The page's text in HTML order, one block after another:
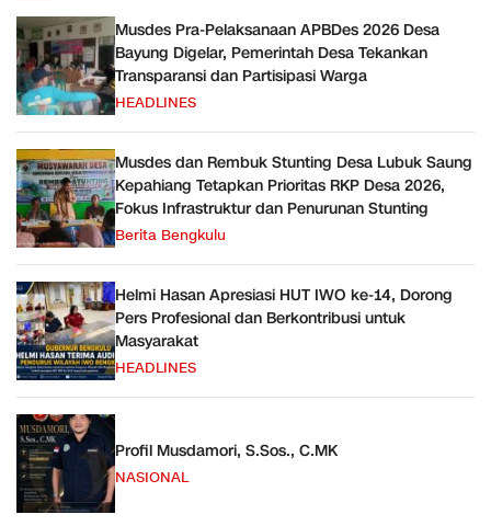
Musdes Pra-Pelaksanaan APBDes 2026 Desa
Bayung Digelar, Pemerintah Desa Tekankan
Transparansi dan Partisipasi Warga
HEADLINES
Musdes dan Rembuk Stunting Desa Lubuk Saung
Kepahiang Tetapkan Prioritas RKP Desa 2026,
Fokus Infrastruktur dan Penurunan Stunting
Berita Bengkulu
Helmi Hasan Apresiasi HUT IWO ke-14, Dorong
Pers Profesional dan Berkontribusi untuk
Masyarakat
HEADLINES
Profil Musdamori, S.Sos., C.MK
NASIONAL